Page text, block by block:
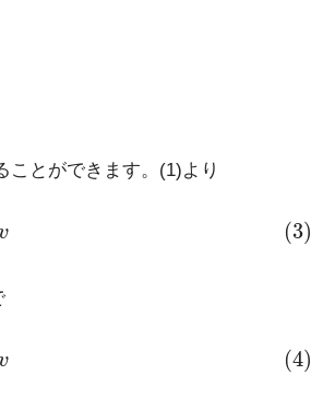
ことができます。(1)より
(3)
(4)